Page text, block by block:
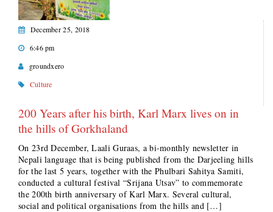
December 25, 2018
6:46 pm
groundxero
Culture
200 Years after his birth, Karl Marx lives on in
the hills of Gorkhaland
On 23rd December, Laali Guraas, a bi-monthly newsletter in
Nepali language that is being published from the Darjeeling hills
for the last 5 years, together with the Phulbari Sahitya Samiti,
conducted a cultural festival “Srijana Utsav” to commemorate
the 200th birth anniversary of Karl Marx. Several cultural,
social and political organisations from the hills and […]